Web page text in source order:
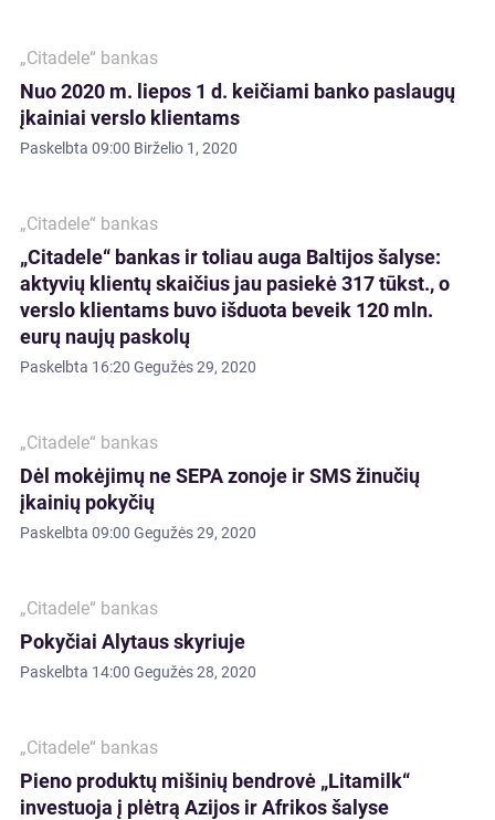
„Citadele“ bankas
Nuo 2020 m. liepos 1 d. keičiami banko paslaugų
įkainiai verslo klientams
Paskelbta 09:00 Birželio 1, 2020
„Citadele“ bankas
„Citadele“ bankas ir toliau auga Baltijos šalyse:
aktyvių klientų skaičius jau pasiekė 317 tūkst., o
verslo klientams buvo išduota beveik 120 mln.
eurų naujų paskolų
Paskelbta 16:20 Gegužės 29, 2020
„Citadele“ bankas
Dėl mokėjimų ne SEPA zonoje ir SMS žinučių
įkainių pokyčių
Paskelbta 09:00 Gegužės 29, 2020
„Citadele“ bankas
Pokyčiai Alytaus skyriuje
Paskelbta 14:00 Gegužės 28, 2020
„Citadele“ bankas
Pieno produktų mišinių bendrovė „Litamilk“
investuoja į plėtrą Azijos ir Afrikos šalyse